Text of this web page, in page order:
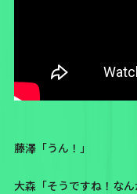
藤澤「うん！」
大森「そうですね！な